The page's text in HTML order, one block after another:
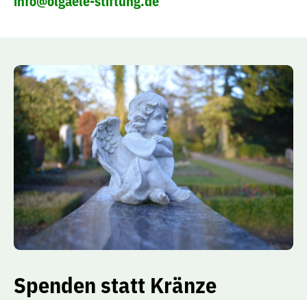
Spenden statt Kränze